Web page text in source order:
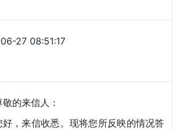
27 08:51:17
敬的来信人：
好，来信收悉。现将您所反映的情况答